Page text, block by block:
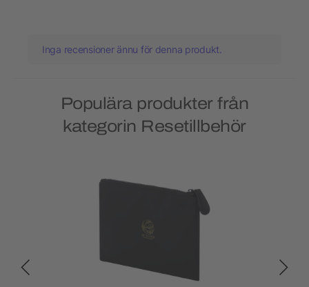
Inga recensioner ännu för denna produkt.
Populära produkter från
kategorin Resetillbehör